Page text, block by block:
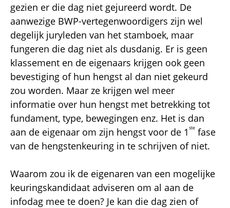
gezien er die dag niet gejureerd wordt. De
aanwezige BWP-vertegenwoordigers zijn wel
degelijk juryleden van het stamboek, maar
fungeren die dag niet als dusdanig. Er is geen
klassement en de eigenaars krijgen ook geen
bevestiging of hun hengst al dan niet gekeurd
zou worden. Maar ze krijgen wel meer
informatie over hun hengst met betrekking tot
fundament, type, bewegingen enz. Het is dan
aan de eigenaar om zijn hengst voor de 1 ste fase
van de hengstenkeuring in te schrijven of niet.
Waarom zou ik de eigenaren van een mogelijke
keuringskandidaat adviseren om al aan de
infodag mee te doen? Je kan die dag zien of